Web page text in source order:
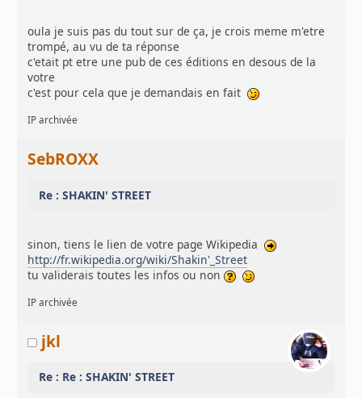
oula je suis pas du tout sur de ça, je crois meme m'etre
trompé, au vu de ta réponse
c'etait pt etre une pub de ces éditions en desous de la
votre
c'est pour cela que je demandais en fait
IP archivée
SebROXX
Re : SHAKIN' STREET
sinon, tiens le lien de votre page Wikipedia
http://fr.wikipedia.org/wiki/Shakin'_Street
tu validerais toutes les infos ou non
IP archivée
jkl
Re : Re : SHAKIN' STREET